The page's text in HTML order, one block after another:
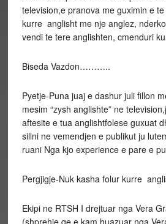
television,e pranova me guximin e
kurre anglisht me nje anglez,
vendi te tere anglishten, cmenduri
Biseda Vazdon………..
Pyetje-Puna juaj e dashur juli fillon
mesim “zysh anglishte” ne
aftesite e tua anglishtfolese guxuat
sillni ne vemendjen e publikut ju
ruani Nga kjo experience e pare e
Pergjigje-Nuk kasha folur kurre
Ekipi ne RTSH I drejtuar nga Vera
(shprehje qe e kam huazuar nga